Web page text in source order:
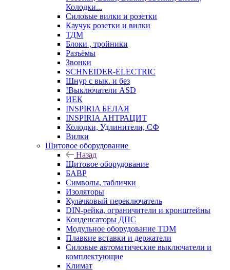
Колодки...
Силовые вилки и розетки
Каучук розетки и вилки
ТДМ
Блоки , тройники
Разъёмы
Звонки
SCHNEIDER-ELECTRIC
Шнур с вык. и без
!Выключатели ASD
ИЕК
INSPIRIA БЕЛАЯ
INSPIRIA АНТРАЦИТ
Колодки, Удлинители, СФ
Вилки
Щитовое оборудование
Назад
Щитовое оборудование
БАВР
Символы, таблички
Изоляторы
Кулачковый переключатель
DIN-рейка, ограничители и кронштейны
Конденсаторы ДПС
Модульное оборудование TDM
Плавкие вставки и держатели
Силовые автоматические выключатели и
комплектующие
Климат